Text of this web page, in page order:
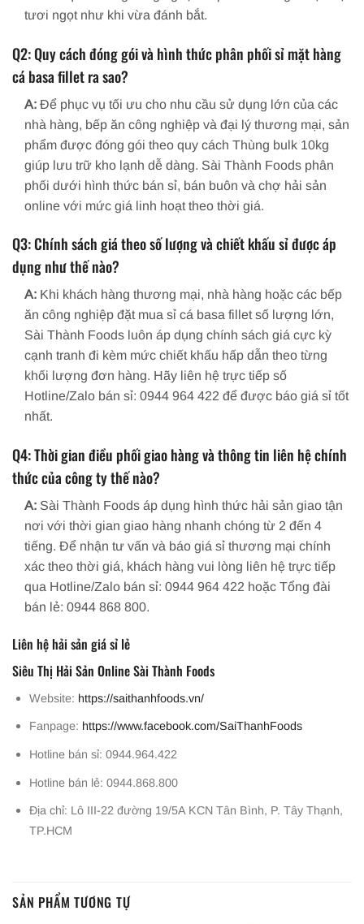
tươi ngọt như khi vừa đánh bắt.
Q2: Quy cách đóng gói và hình thức phân phối sỉ mặt hàng
cá basa fillet ra sao?
A: Để phục vụ tối ưu cho nhu cầu sử dụng lớn của các
nhà hàng, bếp ăn công nghiệp và đại lý thương mại, sản
phẩm được đóng gói theo quy cách Thùng bulk 10kg
giúp lưu trữ kho lạnh dễ dàng. Sài Thành Foods phân
phối dưới hình thức bán sỉ, bán buôn và chợ hải sản
online với mức giá linh hoạt theo thời giá.
Q3: Chính sách giá theo số lượng và chiết khấu sỉ được áp
dụng như thế nào?
A: Khi khách hàng thương mại, nhà hàng hoặc các bếp
ăn công nghiệp đặt mua sỉ cá basa fillet số lượng lớn,
Sài Thành Foods luôn áp dụng chính sách giá cực kỳ
cạnh tranh đi kèm mức chiết khấu hấp dẫn theo từng
khối lượng đơn hàng. Hãy liên hệ trực tiếp số
Hotline/Zalo bán sỉ: 0944 964 422 để được báo giá sỉ tốt
nhất.
Q4: Thời gian điều phối giao hàng và thông tin liên hệ chính
thức của công ty thế nào?
A: Sài Thành Foods áp dụng hình thức hải sản giao tận
nơi với thời gian giao hàng nhanh chóng từ 2 đến 4
tiếng. Để nhận tư vấn và báo giá sỉ thương mại chính
xác theo thời giá, khách hàng vui lòng liên hệ trực tiếp
qua Hotline/Zalo bán sỉ: 0944 964 422 hoặc Tổng đài
bán lẻ: 0944 868 800.
Liên hệhải sản giá sỉ lẻ
Siêu Thị Hải Sản OnlineSài Thành Foods
Website: https://saithanhfoods.vn/
Fanpage: https://www.facebook.com/SaiThanhFoods
Hotline bán sỉ: 0944.964.422
Hotline bán lẻ: 0944.868.800
Địa chỉ: Lô III-22 đường 19/5A KCN Tân Bình, P. Tây Thạnh,
TP.HCM
SẢN PHẨM TƯƠNG TỰ